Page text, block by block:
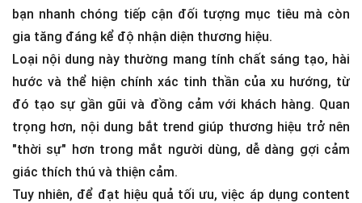
bạn nhanh chóng tiếp cận đối tượng mục tiêu mà còn
gia tăng đáng kể độ nhận diện thương hiệu.
Loại nội dung này thường mang tính chất sáng tạo, hài
hước và thể hiện chính xác tinh thần của xu hướng, từ
đó tạo sự gần gũi và đồng cảm với khách hàng. Quan
trọng hơn, nội dung bắt trend giúp thương hiệu trở nên
"thời sự" hơn trong mắt người dùng, dễ dàng gợi cảm
giác thích thú và thiện cảm.
Tuy nhiên, để đạt hiệu quả tối ưu, việc áp dụng content